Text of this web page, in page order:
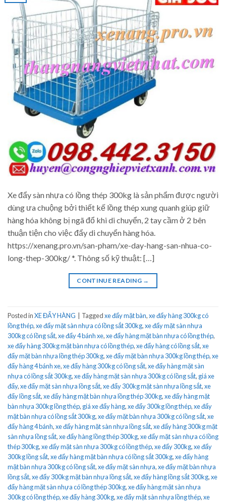
Xe đẩy sàn nhựa có lồng thép 300kg là sản phẩm được người
dùng ưa chuộng bởi thiết kế lồng thép xung quanh giúp giữ
hàng hóa không bị ngã đổ khi di chuyển, 2 tay cầm ở 2 bên
thuận tiện cho việc đẩy di chuyển hàng hóa.
https://xenang.pro.vn/san-pham/xe-day-hang-san-nhua-co-
long-thep-300kg/ *. Thông số kỹ thuật: […]
CONTINUE READING →
Posted inXE ĐẨY HÀNG Taggedxe đẩy mặt bàn,xe đẩy hàng 300kg có
lồng thép,xe đẩy mặt sàn nhựa có lồng sắt 300kg,xe đẩy mặt sàn nhựa
300kg có lồng sắt,xe đẩy 4 bánh xe,xe đẩy hàng mặt bàn nhựa có lồng thép,
xe đẩy hàng 300kg mặt bàn nhựa có lồng thép,xe đẩy hàng có lồng sắt,xe
đẩy mặt bàn nhựa lồng thép 300kg,xe đẩy mặt bàn nhựa 300kg lồng thép,xe
đẩy hàng 4 bánh xe,xe đẩy hàng 300kg có lồng sắt,xe đẩy hàng mặt sàn
nhựa có lồng sắt 300kg,xe đẩy hàng mặt sàn nhựa 300kg có lồng sắt, giá xe
đẩy,xe đẩy mặt sàn nhựa lồng sắt,xe đẩy 300kg mặt sàn nhựa lồng sắt,xe
đẩy lồng sắt,xe đẩy hàng mặt bàn nhựa lồng thép 300kg,xe đẩy hàng mặt
bàn nhựa 300kg lồng thép, giá xe đẩy hàng,xe đẩy 300kg lồng thép,xe đẩy
mặt bàn nhựa có lồng sắt 300kg,xe đẩy mặt bàn nhựa 300kg có lồng sắt,xe
đẩy hàng 4 bánh,xe đẩy hàng mặt sàn nhựa lồng sắt,xe đẩy hàng 300kg mặt
sàn nhựa lồng sắt,xe đẩy hàng lồng thép 300kg,xe đẩy mặt sàn nhựa có lồng
thép 300kg,xe đẩy mặt sàn nhựa 300kg có lồng thép,xe đẩy 300kg,xe đẩy
300kg lồng sắt,xe đẩy hàng mặt bàn nhựa có lồng sắt 300kg,xe đẩy hàng
mặt bàn nhựa 300kg có lồng sắt,xe đẩy mặt sàn nhựa,xe đẩy mặt bàn nhựa
lồng sắt,xe đẩy 300kg mặt bàn nhựa lồng sắt,xe đẩy hàng lồng sắt 300kg,xe
đẩy hàng mặt sàn nhựa có lồng thép 300kg,xe đẩy hàng mặt sàn nhựa
300kg có lồng thép,xe đẩy hàng 300kg,xe đẩy mặt sàn nhựa lồng thép,xe